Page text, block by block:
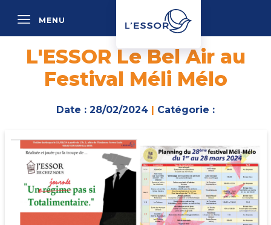
MENU
L'ESSOR Le Bel Air au
Festival Méli Mélo
Date : 28/02/2024 | Catégorie :